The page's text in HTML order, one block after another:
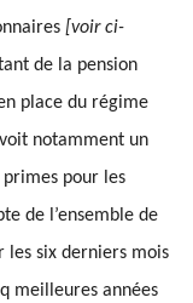
[voir ci-
de la pension
place du régime
notamment un
pour les
de l’ensemble de
six derniers mois
meilleures années